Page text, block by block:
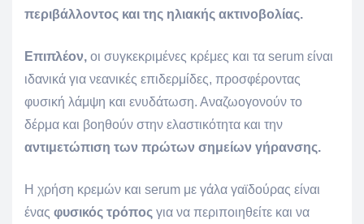
περιβάλλοντος και της ηλιακής ακτινοβολίας.
Επιπλέον, οι συγκεκριμένες κρέμες και τα serum είναι
ιδανικά για νεανικές επιδερμίδες, προσφέροντας
φυσική λάμψη και ενυδάτωση. Αναζωογονούν το
δέρμα και βοηθούν στην ελαστικότητα και την
αντιμετώπιση των πρώτων σημείων γήρανσης.
Η χρήση κρεμών και serum με γάλα γαϊδούρας είναι
ένας φυσικός τρόπος για να περιποιηθείτε και να